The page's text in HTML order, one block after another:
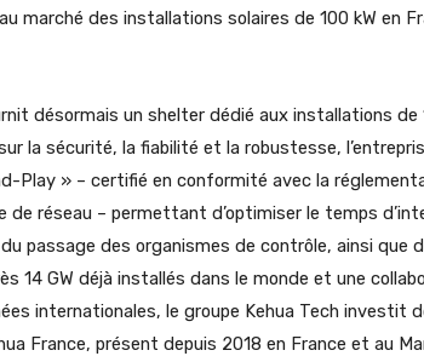
marché des installations solaires de 100 kW en
désormais un shelter dédié aux installations de
la sécurité, la fiabilité et la robustesse,
Play » – certifié en conformité avec la
de réseau – permettant d’optimiser le temps
passage des organismes de contrôle, ainsi que
14 GW déjà installés dans le monde et une
internationales, le groupe Kehua Tech investit
France, présent depuis 2018 en France et au